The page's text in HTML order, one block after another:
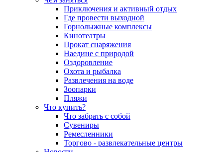
Приключения и активный отдых
Где провести выходной
Горнолыжные комплексы
Кинотеатры
Прокат снаряжения
Наедине с природой
Оздоровление
Охота и рыбалка
Развлечения на воде
Зоопарки
Пляжи
Что купить?
Что забрать с собой
Сувениры
Ремесленники
Торгово - развлекательные центры